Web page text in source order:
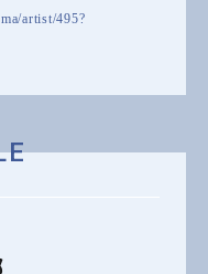
artist/495?